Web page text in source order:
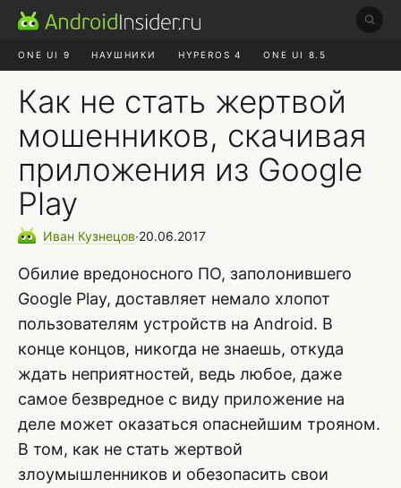
ONE UI 9 НАУШНИКИ HYPEROS 4 ONE UI 8.5
Как не стать жертвой
мошенников, скачивая
приложения из Google
Play
Иван Кузнецов∙20.06.2017
Обилие вредоносного ПО, заполонившего
Google Play, доставляет немало хлопот
пользователям устройств на Android. В
конце концов, никогда не знаешь, откуда
ждать неприятностей, ведь любое, даже
самое безвредное с виду приложение на
деле может оказаться опаснейшим трояном.
В том, как не стать жертвой
злоумышленников и обезопасить свои